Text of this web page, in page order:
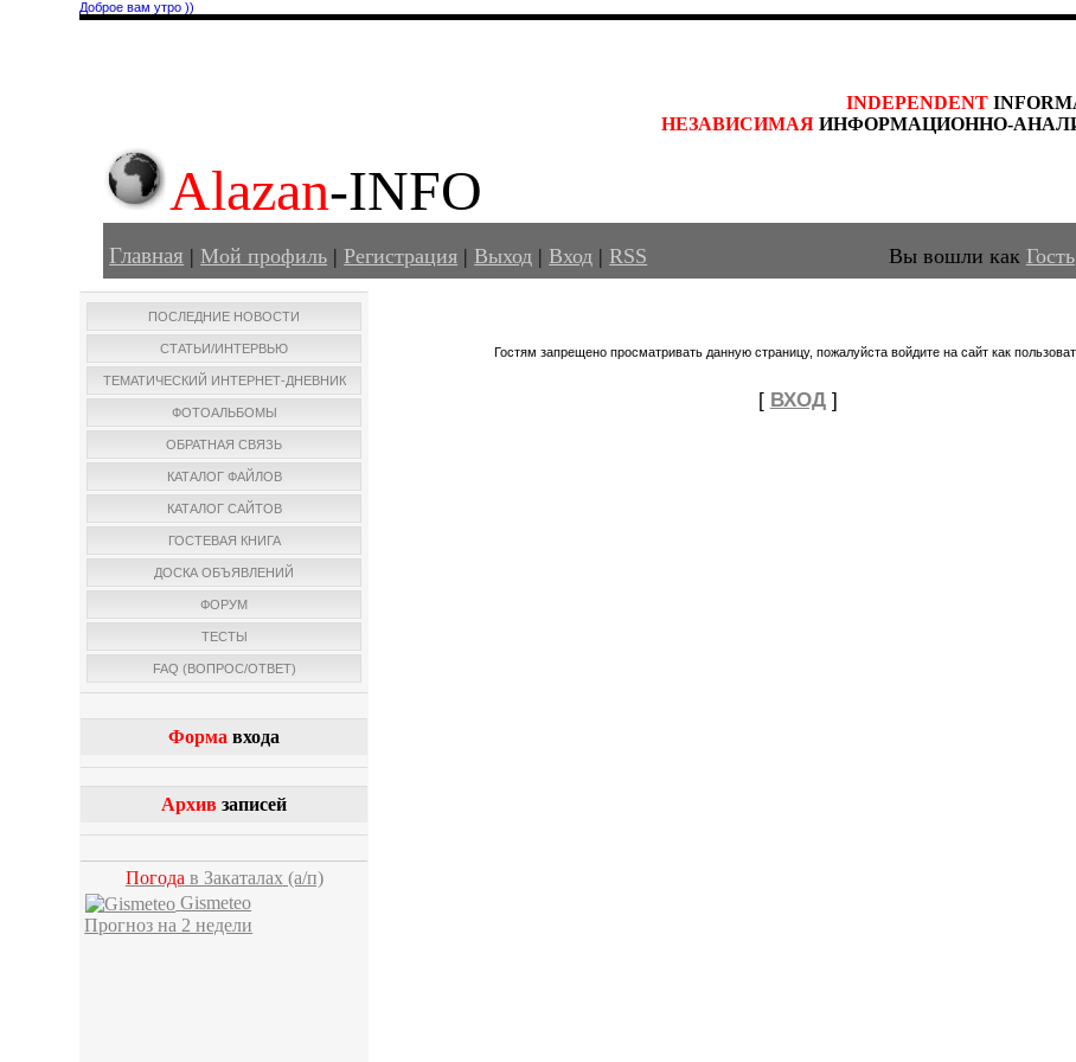
Доброе вам утро ))
INDEPENDENT
НЕЗАВИСИМАЯ ИНФОРМАЦИОННО-
Alazan-INFO
Главная |Мой профиль |Регистрация |Выход |Вход |RSS Вы вошли как Гость
ПОСЛЕДНИЕ НОВОСТИ
СТАТЬИ/ИНТЕРВЬЮ
ТЕМАТИЧЕСКИЙ ИНТЕРНЕТ-ДНЕВНИК
ФОТОАЛЬБОМЫ
ОБРАТНАЯ СВЯЗЬ
КАТАЛОГ ФАЙЛОВ
КАТАЛОГ САЙТОВ
ГОСТЕВАЯ КНИГА
ДОСКА ОБЪЯВЛЕНИЙ
ФОРУМ
ТЕСТЫ
FAQ (ВОПРОС/ОТВЕТ)
Форма входа
Архив записей
Погода в Закаталах (а/п)
Gismeteo
Прогноз на 2 недели
Гостям запрещено просматривать данную страницу, пожалуйста войдите на сайт как
[ ВХОД]